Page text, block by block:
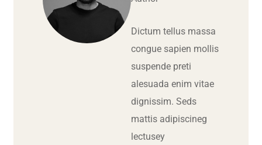
Dictum tellus massa
congue sapien mollis
suspende preti
alesuada enim vitae
dignissim. Seds
mattis adipiscineg
lectusey